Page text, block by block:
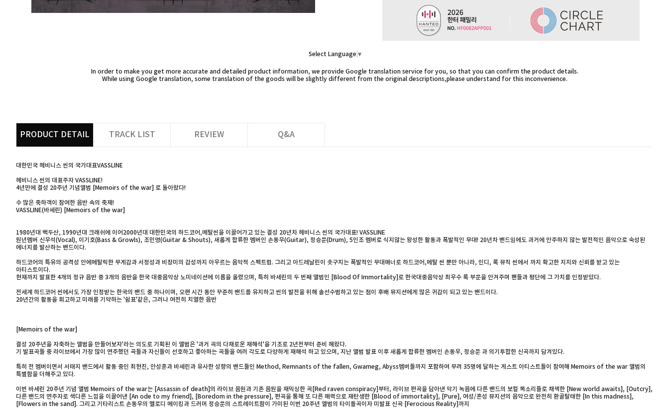
Select Language ▼
In order to make you get more accurate and detailed product information, we provide Google translation service for you, so that you can confirm the product details.
While using Google translation, some translation of the goods will be slightly different from the original descriptions,please understand for this inconvenience.
PRODUCT DETAIL TRACK LIST REVIEW Q&A
대한민국 헤비니스 씬의 국가대표VASSLINE
헤비니스 씬의 대표주자 VASSLINE!
4년만에 결성 20주년 기념앨범 [Memoirs of the war] 로 돌아왔다!
수 많은 축하객이 참여한 음반 속의 축제!
VASSLINE(바세린) [Memoirs of the war]
1980년대 백두산, 1990년대 크래쉬에 이어2000년대 대한민국의 하드코어,메탈씬을 이끌어가고 있는 결성 20년차 헤비니스 씬의 국가대표! VASSLINE
원년멤버 신우석(Vocal), 이기호(Bass & Growls), 조민영(Guitar & Shouts), 새롭게 합류한 멤버인 손동우(Guitar), 정승문(Drum), 5인조 멤버로 식지않는 왕성한 활동과 폭발적인 무대! 20년차 밴드임에도 과거에 안주하지 않는 발전적인 음악으로 숙성된
에너지를 발산하는 밴드이다.
하드코어의 특유의 공격성 안에메탈릭한 무게감과 서정성과 비장미의 감성까지 아우르는 음악적 스펙트럼. 그리고 아드레날린이 솟구치는 폭발적인 무대매너로 하드코어,메탈 씬 뿐만 아니라, 인디, 록 뮤직 씬에서 까지 확고한 지지와 신뢰를 받고 있는
아티스트이다.
현재까지 발표한 4개의 정규 음반 중 3개의 음반을 한국 대중음악상 노미네이션에 이름을 올렸으며, 특히 바세린의 두 번째 앨범인 [Blood Of Immortality]로 한국대중음악상 최우수 록 부문을 안겨주며 팬들과 평단에 그 가치를 인정받았다.
전세계 하드코어 씬에서도 가장 인정받는 한국의 밴드 중 하나이며, 오랜 시간 동안 꾸준히 밴드를 유지하고 씬의 발전을 위해 솔선수범하고 있는 점이 후배 뮤지션에게 많은 귀감이 되고 있는 밴드이다.
20년간의 활동을 회고하고 미래를 기약하는 '쉼표'같은, 그러나 여전히 치열한 음반
[Memoirs of the war]
결성 20주년을 자축하는 앨범을 만들어보자'라는 의도로 기획된 이 앨범은 '과거 곡의 다채로운 재해석'을 기조로 2년전부터 준비 해왔다.
기 발표곡들 중 라이브에서 가장 많이 연주했던 곡들과 자신들이 선호하고 좋아하는 곡들을 여러 각도로 다양하게 재해석 하고 있으며, 지난 앨범 발표 이후 새롭게 합류한 멤버인 손동우, 정승문 과 의기투합한 신곡까지 담겨있다.
특히 전 멤버이면서 서태지 밴드에서 활동 중인 최현진, 안성훈과 바세린과 유사한 성향의 밴드들인 Method, Remnants of the fallen, Gwameg, Abyss멤버들까지 포함하여 무려 35명에 달하는 게스트 아티스트들이 참여해 Memoirs of the war 앨범의
특별함을 더해주고 있다.
이번 바세린 20주년 기념 앨범 Memoirs of the war는 [Assassin of death]의 라이브 음원과 기존 음원을 재믹싱한 곡[Red raven conspiracy]부터, 라이브 편곡을 담아낸 악기 녹음에 다른 밴드의 보컬 목소리들로 채색한 [New world awaits], [Outcry],
다른 밴드의 연주자로 색다른 느낌을 이끌어낸 [An ode to my friend], [Boredom in the pressure], 편곡을 통해 또 다른 매력으로 재탄생한 [Blood of immortality], [Pure], 여성/혼성 뮤지션의 음악으로 완전히 환골탈태한 [In this madness],
[Flowers in the sand]. 그리고 기타리스트 손동우의 멜로디 메이킹과 드러머 정승문의 스트레이트함이 가미된 이번 20주년 앨범의 타이틀곡이자 미발표 신곡 [Ferocious Reality]까지